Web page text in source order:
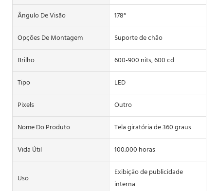
Ângulo De Visão
178°
Opções De Montagem
Suporte de chão
Brilho
600-900 nits, 600 cd
Tipo
LED
Pixels
Outro
Nome Do Produto
Tela giratória de 360 ​​graus
Vida Útil
100.000 horas
Uso
Exibição de publicidade
interna